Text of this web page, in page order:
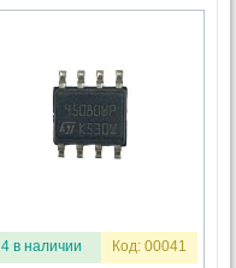
4 в наличии Код: 00041